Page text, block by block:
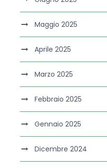
Maggio 2025
Aprile 2025
Marzo 2025
Febbraio 2025
Gennaio 2025
Dicembre 2024